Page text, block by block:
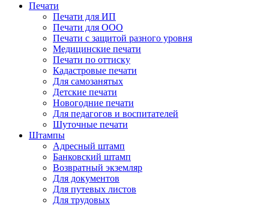
Печати
Печати для ИП
Печати для ООО
Печати с защитой разного уровня
Медицинские печати
Печати по оттиску
Кадастровые печати
Для самозанятых
Детские печати
Новогодние печати
Для педагогов и воспитателей
Шуточные печати
Штампы
Адресный штамп
Банковский штамп
Возвратный экземляр
Для документов
Для путевых листов
Для трудовых